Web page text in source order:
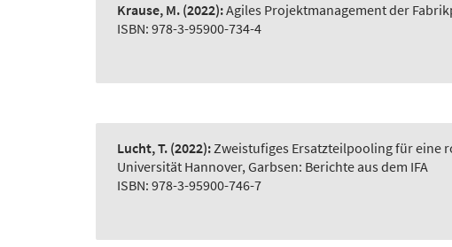
Krause, M. (2022):Agiles Projektmanagement der
ISBN: 978-3-95900-734-4
Lucht, T. (2022):Zweistufiges Ersatzteilpooling für eine
Universität Hannover, Garbsen: Berichte aus dem IFA
ISBN: 978-3-95900-746-7